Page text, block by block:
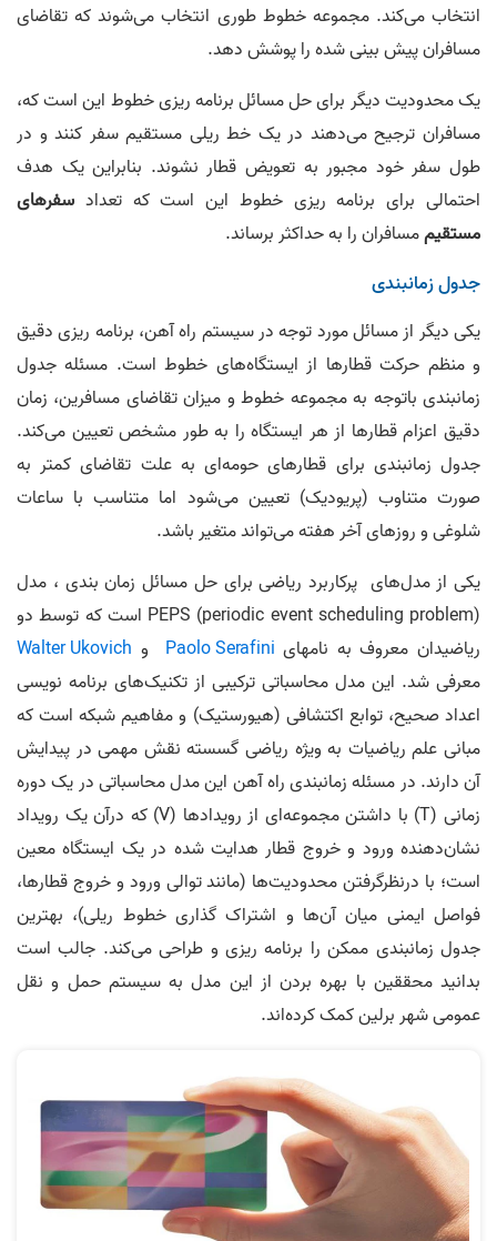
انتخاب می­‌کند. مجموعه خطوط طوری انتخاب می‌­شوند که تقاضای
مسافران پیش بینی شده را پوشش دهد.
یک محدودیت دیگر برای حل مسائل برنامه ریزی خطوط این است که،
مسافران ترجیح می­‌دهند در یک خط ریلی مستقیم سفر کنند و در
طول سفر خود مجبور به تعویض قطار نشوند. بنابراین یک هدف
احتمالی برای برنامه ­ریزی خطوط این است که تعداد سفرهای
مستقیممسافران را به حداکثر برساند.
جدول زمانبندی
یکی دیگر از مسائل مورد توجه در سیستم راه ­آهن، برنامه­ ریزی دقیق
و منظم حرکت قطارها از ایستگاه‌­های خطوط است. مسئله جدول
زمانبندی باتوجه به مجموعه خطوط و میزان تقاضای مسافرین، زمان
دقیق اعزام قطارها از هر ایستگاه را به طور مشخص تعیین می­‌کند.
جدول زمانبندی برای قطارهای حومه‌ای به علت تقاضای کمتر به
صورت متناوب (پریودیک) تعیین می‌­شود اما متناسب با ساعات
شلوغی و روزهای آخر هفته­ می‌­تواند متغیر باشد.
یکی از مدل‌های پرکاربرد ریاضی برای حل مسائل زمان بندی ، مدل
PEPS (periodic event scheduling problem) است که توسط دو
ریاضیدان معروف به نام­های Paolo Serafini و Walter Ukovich
معرفی شد. این مدل محاسباتی ترکیبی از تکنیک­‌های برنامه نویسی
اعداد صحیح، توابع اکتشافی (هیورستیک) و مفاهیم شبکه است که
مبانی علم ریاضیات به ویژه ریاضی گسسته نقش مهمی در پیدایش
آن دارند. در مسئله زمانبندی راه ­آهن این مدل محاسباتی در یک دوره
زمانی (T) با داشتن مجموعه­‌ای از رویدادها (V) که درآن یک رویداد
نشان‌­دهنده ورود و خروج قطار هدایت شده در یک ایستگاه معین
است؛ با درنظرگرفتن محدودیت‌ها (مانند توالی ورود و خروج قطارها،
فواصل ایمنی میان آن‌ها و اشتراک­ گذاری خطوط ریلی)، بهترین
جدول زمانبندی ممکن را برنامه­ ریزی و طراحی می­‌کند. جالب است
بدانید محققین با بهره بردن از این مدل به سیستم حمل و نقل
عمومی شهر برلین کمک کرده­‌اند.